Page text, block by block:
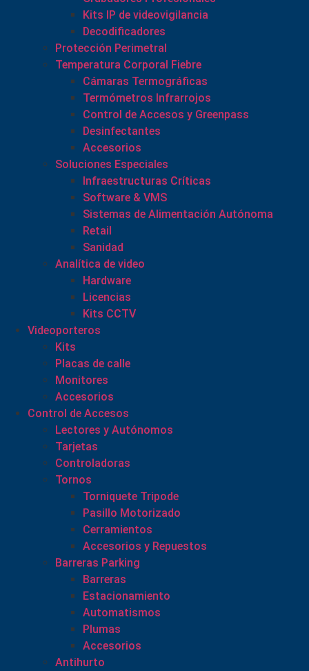
Kits IP de videovigilancia
Decodificadores
Protección Perimetral
Temperatura Corporal Fiebre
Cámaras Termográficas
Termómetros Infrarrojos
Control de Accesos y Greenpass
Desinfectantes
Accesorios
Soluciones Especiales
Infraestructuras Críticas
Software & VMS
Sistemas de Alimentación Autónoma
Retail
Sanidad
Analítica de video
Hardware
Licencias
Kits CCTV
Videoporteros
Kits
Placas de calle
Monitores
Accesorios
Control de Accesos
Lectores y Autónomos
Tarjetas
Controladoras
Tornos
Torniquete Tripode
Pasillo Motorizado
Cerramientos
Accesorios y Repuestos
Barreras Parking
Barreras
Estacionamiento
Automatismos
Plumas
Accesorios
Antihurto